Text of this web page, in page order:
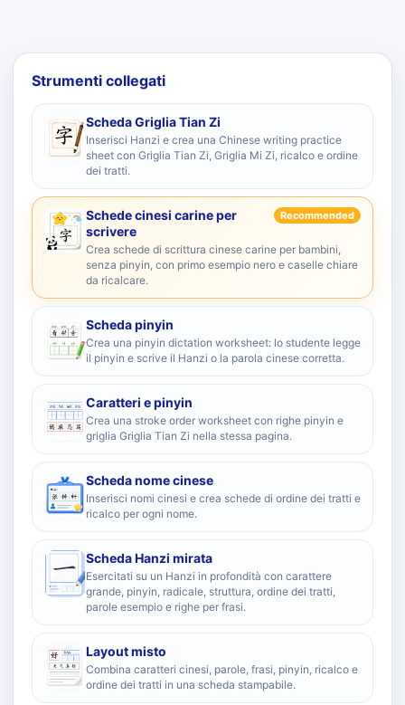
Strumenti collegati
Scheda Griglia Tian Zi
Inserisci Hanzi e crea una Chinese writing practice
sheet con Griglia Tian Zi, Griglia Mi Zi, ricalco e ordine
dei tratti.
Schede cinesi carine per
scrivere
Recommended
Crea schede di scrittura cinese carine per bambini,
senza pinyin, con primo esempio nero e caselle chiare
da ricalcare.
Scheda pinyin
Crea una pinyin dictation worksheet: lo studente legge
il pinyin e scrive il Hanzi o la parola cinese corretta.
Caratteri e pinyin
Crea una stroke order worksheet con righe pinyin e
griglia Griglia Tian Zi nella stessa pagina.
Scheda nome cinese
Inserisci nomi cinesi e crea schede di ordine dei tratti e
ricalco per ogni nome.
Scheda Hanzi mirata
Esercitati su un Hanzi in profondità con carattere
grande, pinyin, radicale, struttura, ordine dei tratti,
parole esempio e righe per frasi.
Layout misto
Combina caratteri cinesi, parole, frasi, pinyin, ricalco e
ordine dei tratti in una scheda stampabile.